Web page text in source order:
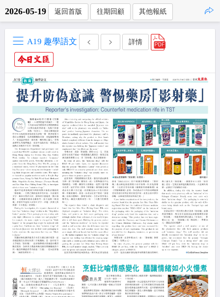
2026-05-19 返回首版 往期回顧 其他報紙
A19 趣學語文 詳情
點擊複製